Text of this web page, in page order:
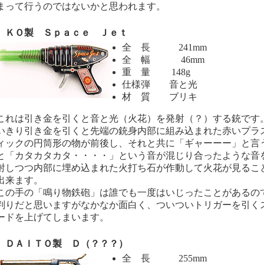
って行うのではないかと思われます。
Ｏ製 Ｓｐａｃｅ Ｊｅｔ
全 長 241mm
全 幅 46mm
重 量 148g
仕様弾 音と光
材 質 ブリキ
は引き金を引くと音と光（火花）を発射（？）する銃です。
きり引き金を引くと先端の銃身内部に組み込まれた赤いプラ
ックの円筒形の物が前後し、それと共に「ギャーーー」と言
「カタカタカタ・・・・」という音が混じり合ったような音
しつつ内部に埋め込まれた火打ち石が作動して火花が見るこ
来ます。
手の「鳴り物鉄砲」は誰でも一度はいじったことがあるの
りだと思いますがなかなか面白く、ついついトリガーを引く
ドを上げてしまいます。
ＡＩＴＯ製 Ｄ（？？？）
全 長 255mm